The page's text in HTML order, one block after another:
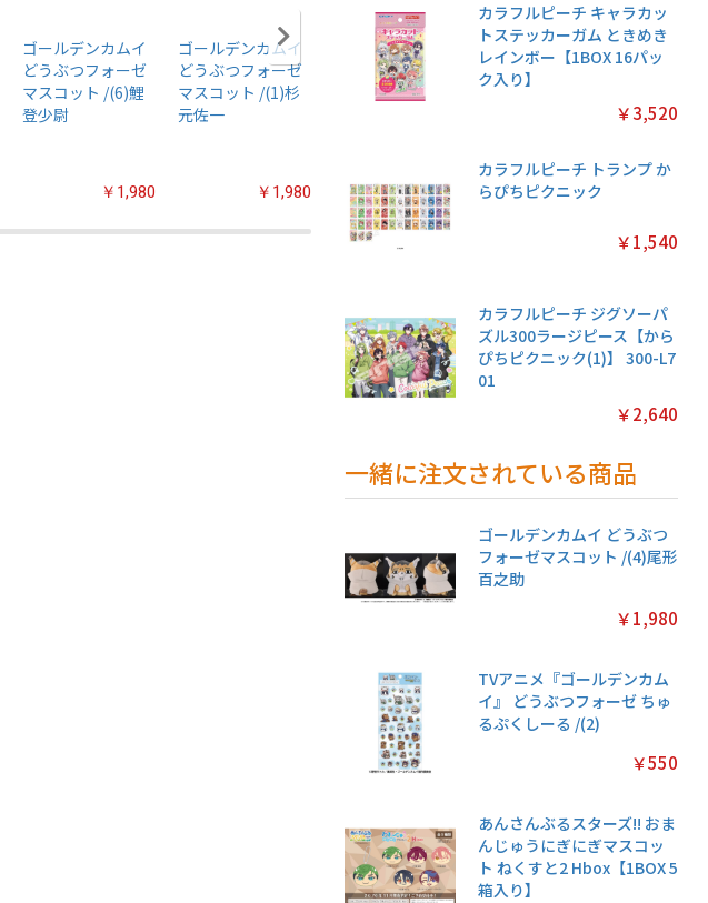
ゴールデンカムイ
どうぶつフォーゼ
マスコット /(6)鯉
登少尉
￥1,980
ゴールデンカムイ
どうぶつフォーゼ
マスコット /(1)杉
元佐一
￥1,980
アニメ『僕のヒー
ローアカデミア』
ちみけもますこっ
￥2,200
名探偵プリキュア!
プリキラシールコ
レクション【1BOX
￥2,200
ちいか
クリア
常版◆【
カラフルピーチ キャラカッ
トステッカーガム ときめき
レインボー【1BOX 16パッ
ク入り】
￥3,520
カラフルピーチ トランプ か
らぴちピクニック
￥1,540
カラフルピーチ ジグソーパ
ズル300ラージピース【から
ぴちピクニック(1)】 300-L7
01
￥2,640
一緒に注文されている商品
ゴールデンカムイ どうぶつ
フォーゼマスコット /(4)尾形
百之助
￥1,980
TVアニメ『ゴールデンカム
イ』 どうぶつフォーゼ ちゅ
るぷくしーる /(2)
￥550
あんさんぶるスターズ!! おま
んじゅうにぎにぎマスコッ
ト ねくすと2 Hbox【1BOX 5
箱入り】